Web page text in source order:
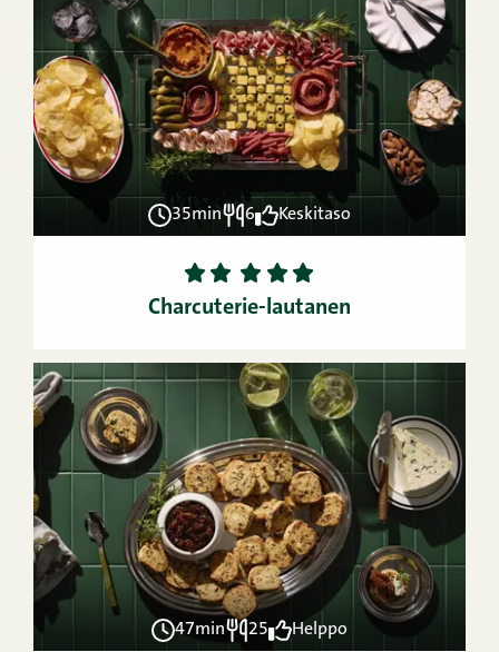
35min 6 Keskitaso
1 2 3 4
5
Charcuterie-lautanen
47min 25 Helppo